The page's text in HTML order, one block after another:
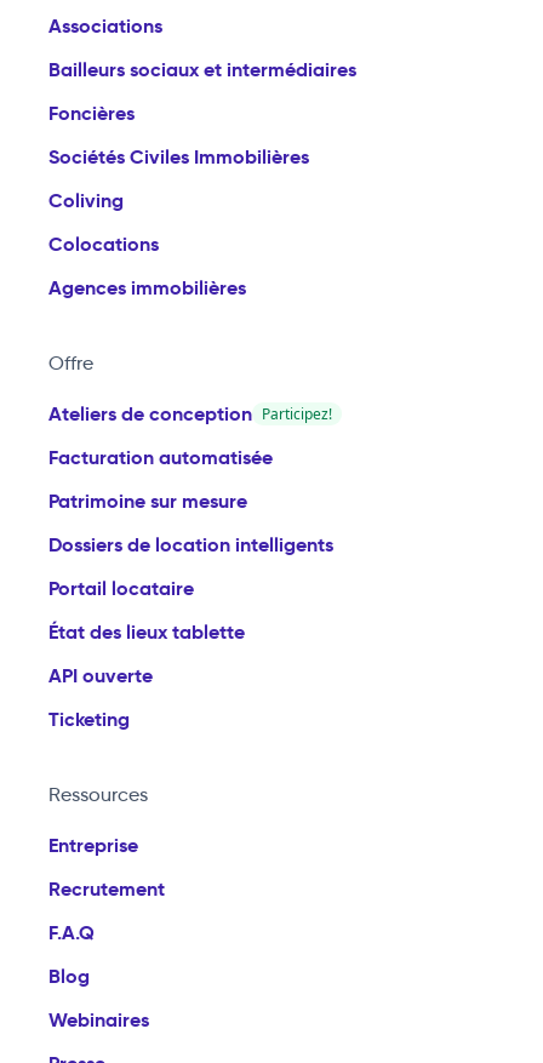
Associations
Bailleurs sociaux et intermédiaires
Foncières
Sociétés Civiles Immobilières
Coliving
Colocations
Agences immobilières
Offre
Ateliers de conception Participez!
Facturation automatisée
Patrimoine sur mesure
Dossiers de location intelligents
Portail locataire
État des lieux tablette
API ouverte
Ticketing
Ressources
Entreprise
Recrutement
F.A.Q
Blog
Webinaires